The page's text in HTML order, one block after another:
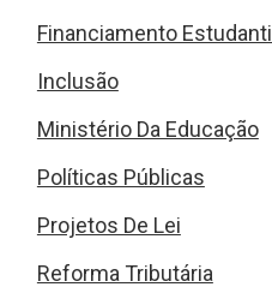
Financiamento Estudantil
Inclusão
Ministério Da Educação
Políticas Públicas
Projetos De Lei
Reforma Tributária